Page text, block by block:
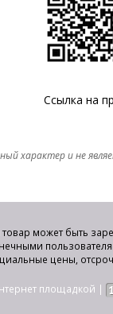
Ссылка на
характер и не
может быть
цены,
площадкой |